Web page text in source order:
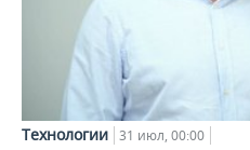
Технологии 31 июл, 00:00